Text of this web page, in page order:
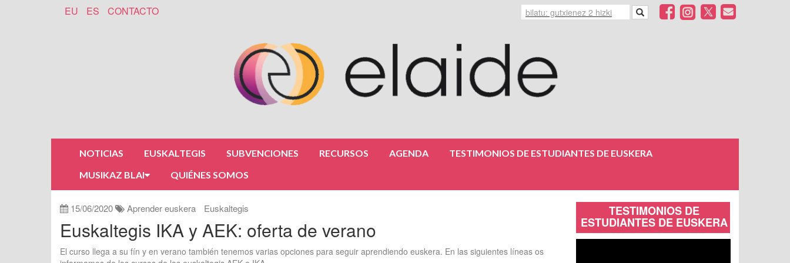
EU ES CONTACTO
NOTICIAS EUSKALTEGIS SUBVENCIONES RECURSOS AGENDA
TESTIMONIOS DE ESTUDIANTES DE EUSKERA
MUSIKAZ BLAI
QUIÉNES SOMOS
15/06/2020 Aprender euskera Euskaltegis
Euskaltegis IKA y AEK: oferta de verano
El curso llega a su fín y en verano también tenemos varias opciones para seguir aprendiendo euskera. En las siguientes líneas os
TESTIMONIOS DE
ESTUDIANTES DE EUSKERA